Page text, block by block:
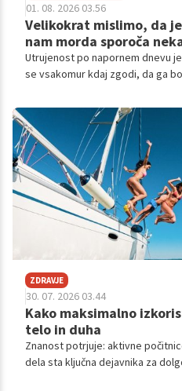
01. 08. 2026 03.56
Velikokrat mislimo, da
nam morda sporoča
Utrujenost po napornem dnevu
se vsakomur kdaj zgodi, da ga
kot "normalen del življenja" in jih
ZDRAVJE
30. 07. 2026 03.44
Kako maksimalno
telo in duha
Znanost potrjuje: aktivne
dela sta ključna dejavnika za